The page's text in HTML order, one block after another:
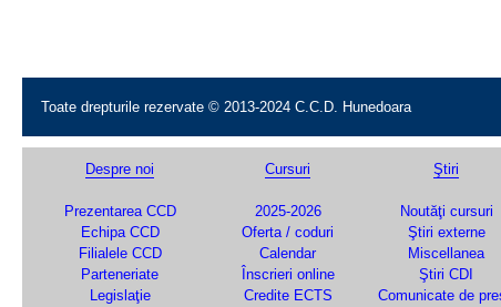
Toate drepturile rezervate © 2013-2024 C.C.D. Hunedoara
Despre noi
Prezentarea CCD
Echipa CCD
Filialele CCD
Parteneriate
Legislaţie
Cursuri
2025-2026
Oferta / coduri
Calendar
Înscrieri online
Credite ECTS
Ştiri
Noutăţi cursuri
Ştiri externe
Miscellanea
Ştiri CDI
Comunicate de